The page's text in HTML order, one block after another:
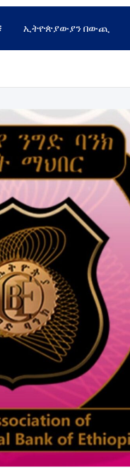
ኢትዮጵያውያን በውጪ